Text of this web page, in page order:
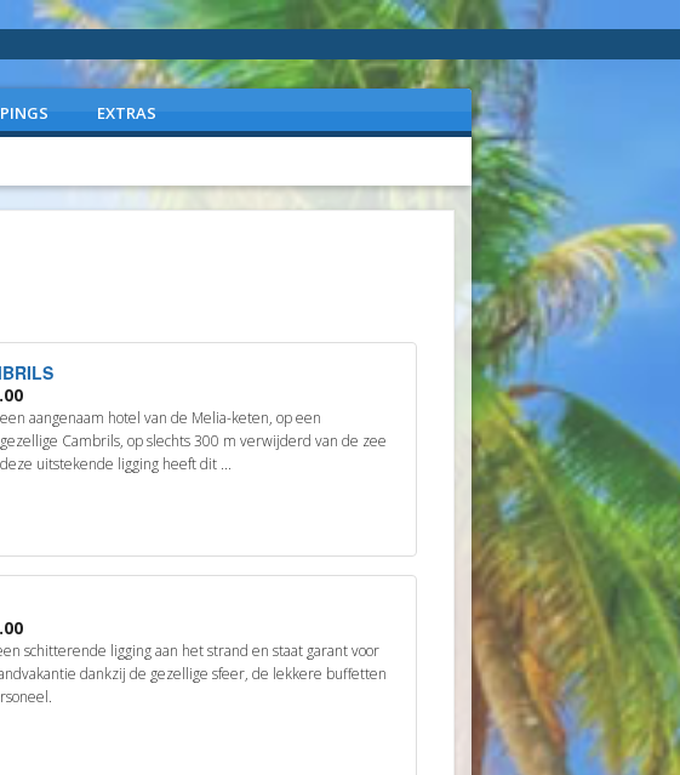
EXTRAS
aangenaam hotel van de Melia-keten, op een
Cambrils, op slechts 300 m verwijderd van de zee
uitstekende ligging heeft dit ...
schitterende ligging aan het strand en staat garant voor
dankzij de gezellige sfeer, de lekkere buffetten